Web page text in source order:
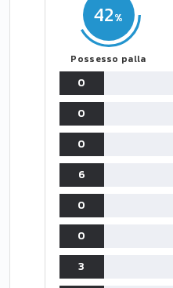
42
Possesso palla
0
0
0
6
0
0
3